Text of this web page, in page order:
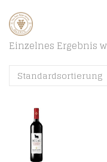
Einzelnes Ergebnis
Standardsortierung